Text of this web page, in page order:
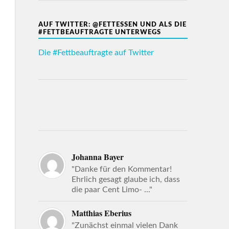
AUF TWITTER: @FETTESSEN UND ALS DIE
#FETTBEAUFTRAGTE UNTERWEGS
Die #Fettbeauftragte auf Twitter
Johanna Bayer
"Danke für den Kommentar!
Ehrlich gesagt glaube ich, dass
die paar Cent Limo- ..."
Matthias Eberius
"Zunächst einmal vielen Dank